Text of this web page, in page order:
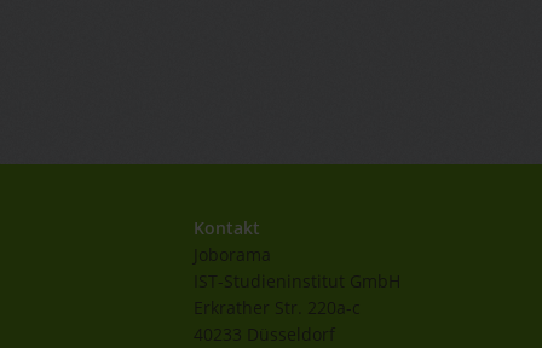
Kontakt
Joborama
IST-Studieninstitut GmbH
Erkrather Str. 220a-c
40233 Düsseldorf